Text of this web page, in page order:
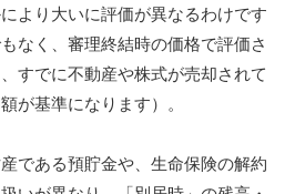
より大いに評価が異なるわけです
なく、審理終結時の価格で評価さ
すでに不動産や株式が売却されて
が基準になります）。
である預貯金や、生命保険の解約